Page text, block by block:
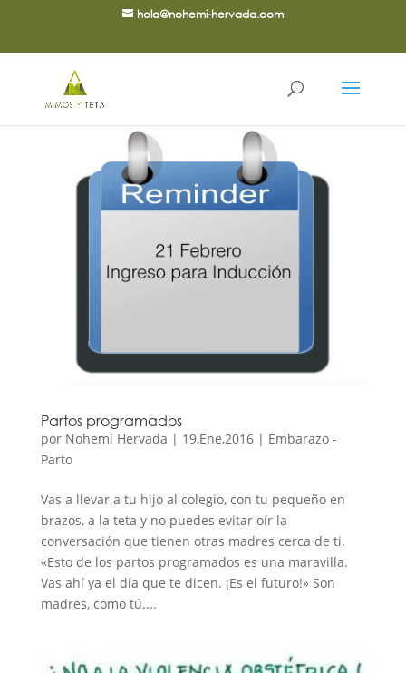
hola@nohemi-hervada.com
Partos programados
por Nohemí Hervada | 19,Ene,2016| Embarazo -
Parto
Vas a llevar a tu hijo al colegio, con tu pequeño en
brazos, a la teta y no puedes evitar oír la
conversación que tienen otras madres cerca de ti.
«Esto de los partos programados es una maravilla.
Vas ahí ya el día que te dicen. ¡Es el futuro!» Son
madres, como tú....